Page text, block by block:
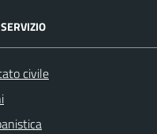
civile